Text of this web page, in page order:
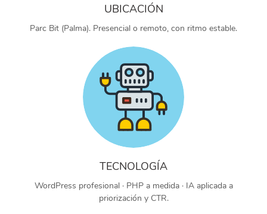
UBICACIÓN
Parc Bit (Palma). Presencial o remoto, con ritmo estable.
TECNOLOGÍA
WordPress profesional · PHP a medida · IA aplicada a
priorización y CTR.